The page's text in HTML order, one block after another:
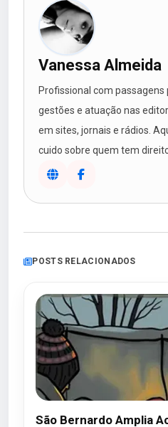
Vanessa Almeida
Profissional com passagens
gestões e atuação nas
em sites, jornais e rádios.
cuido sobre quem tem
POSTS RELACIONADOS
São Bernardo Amplia